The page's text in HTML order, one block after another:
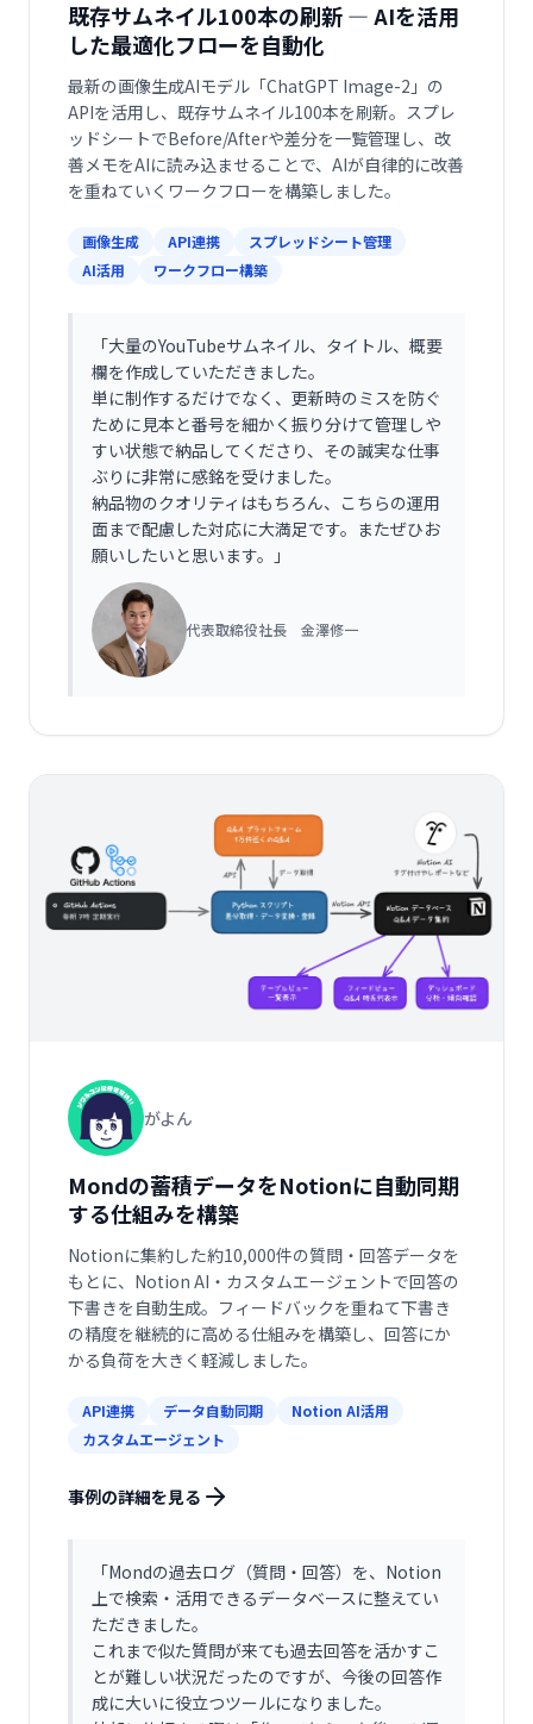
既存サムネイル100本の刷新 ― AIを活用
した最適化フローを自動化
最新の画像生成AIモデル「ChatGPT Image-2」の
APIを活用し、既存サムネイル100本を刷新。スプレ
ッドシートでBefore/Afterや差分を一覧管理し、改
善メモをAIに読み込ませることで、AIが自律的に改善
を重ねていくワークフローを構築しました。
画像生成 API連携
スプレッドシート管理
AI活用
ワークフロー構築
「大量のYouTubeサムネイル、タイトル、概要
欄を作成していただきました。
単に制作するだけでなく、更新時のミスを防ぐ
ために見本と番号を細かく振り分けて管理しや
すい状態で納品してくださり、その誠実な仕事
ぶりに非常に感銘を受けました。
納品物のクオリティはもちろん、こちらの運用
面まで配慮した対応に大満足です。またぜひお
願いしたいと思います。
」
代表取締役社長 金澤修一
がよん
Mondの蓄積データをNotionに自動同期
する仕組みを構築
Notionに集約した約10,000件の質問・回答データを
もとに、Notion AI・カスタムエージェントで回答の
下書きを自動生成。フィードバックを重ねて下書き
の精度を継続的に高める仕組みを構築し、回答にか
かる負荷を大きく軽減しました。
API連携 データ自動同期
Notion AI活用
カスタムエージェント
事例の詳細を見る
「Mondの過去ログ（質問・回答）を、Notion
上で検索・活用できるデータベースに整えてい
ただきました。
これまで似た質問が来ても過去回答を活かすこ
とが難しい状況だったのですが、今後の回答作
成に大いに役立つツールになりました。